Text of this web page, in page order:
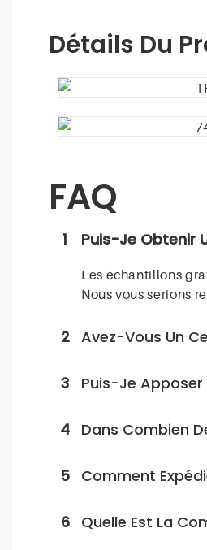
Détails Du
FAQ
1 Puis-Je Obtenir
Les échantillons
Nous vous serions
2 Avez-Vous Un
3 Puis-Je Apposer
4 Dans Combien
5 Comment
6 Quelle Est La